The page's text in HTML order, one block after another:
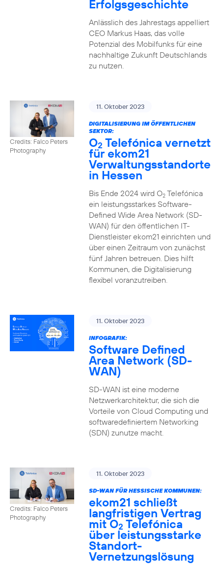
Erfolgsgeschichte
Anlässlich des Jahrestags appelliert
CEO Markus Haas, das volle
Potenzial des Mobilfunks für eine
nachhaltige Zukunft Deutschlands
zu nutzen.
Credits: Falco Peters
Photography
11. Oktober 2023
DIGITALISIERUNG IM ÖFFENTLICHEN
SEKTOR:
O2 Telefónica vernetzt
für ekom21
Verwaltungsstandorte
in Hessen
Bis Ende 2024 wird O2Telefónica
ein leistungsstarkes Software-
Defined Wide Area Network (SD-
WAN) für den öffentlichen IT-
Dienstleister ekom21 einrichten und
über einen Zeitraum von zunächst
fünf Jahren betreuen. Dies hilft
Kommunen, die Digitalisierung
flexibel voranzutreiben.
11. Oktober 2023
INFOGRAFIK:
Software Defined
Area Network (SD-
WAN)
SD-WAN ist eine moderne
Netzwerkarchitektur, die sich die
Vorteile von Cloud Computing und
softwaredefiniertem Networking
(SDN) zunutze macht.
Credits: Falco Peters
Photography
11. Oktober 2023
SD-WAN FÜR HESSISCHE KOMMUNEN:
ekom21 schließt
langfristigen Vertrag
mit O2 Telefónica
über leistungsstarke
Standort-
Vernetzungslösung